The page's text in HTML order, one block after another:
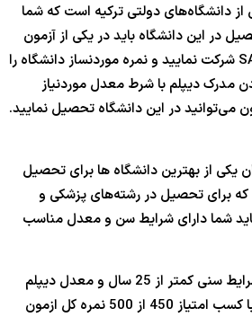
دانشگاه‌های دولتی ترکیه است که شما
در این دانشگاه باید در یکی از آزمون
های ورودی TRYOS یا SAT شرکت نمایید و نمره موردنساز دانشگاه را
مدرک دیپلم با شرط معدل موردنیاز
می‌توانید در این دانشگاه تحصیل نمایید.
یکی از بهترین دانشگاه ها برای تحصیل
دندانپزشکی در ترکیه است که برای تحصیل در رشته‌‎های پزشکی و
شما دارای شرایط سن و معدل مناسب
به همین دلیل اگر دارای شرایط سنی کمتر از 25 سال و معدل دیپلم
حداقل 18 از 20 هستید، با کسب امتیاز 450 از 500 نمره کل ازمون